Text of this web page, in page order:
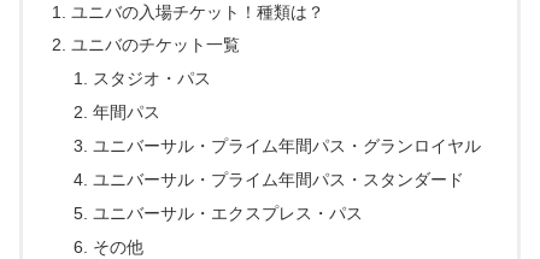
ユニバの入場チケット！種類は？
ユニバのチケット一覧
スタジオ・パス
年間パス
ユニバーサル・プライム年間パス・グランロイヤル
ユニバーサル・プライム年間パス・スタンダード
ユニバーサル・エクスプレス・パス
その他